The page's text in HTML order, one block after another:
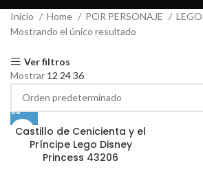
Inicio Home POR PERSONAJE LEGO
Mostrando el único resultado
Ver filtros
Mostrar 12 2436
Castillo de Cenicienta y el
Príncipe Lego Disney
Princess 43206